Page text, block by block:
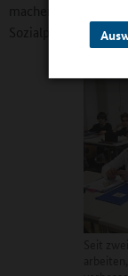
machen", so der
Sozialpädagogen